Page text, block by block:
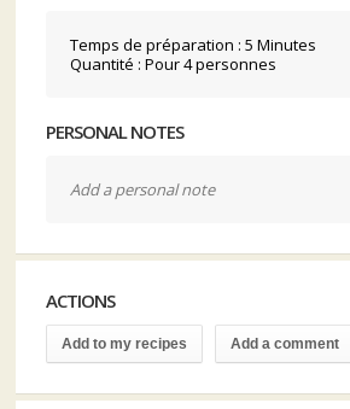
Temps de préparation : 5 Minutes
Quantité : Pour 4 personnes
PERSONAL NOTES
Add a personal note
ACTIONS
Add to my recipes Add a comment